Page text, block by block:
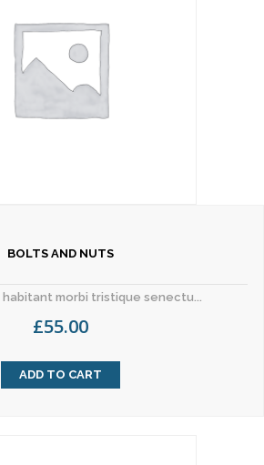
BOLTS AND NUTS
morbi tristique senectu...
£55.00
ADD TO CART